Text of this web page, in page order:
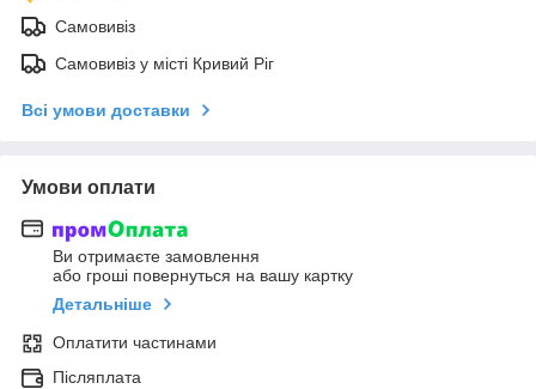
Самовивіз
Самовивіз у місті Кривий Ріг
Всі умови доставки
Умови оплати
Ви отримаєте замовлення
або гроші повернуться на вашу картку
Детальніше
Оплатити частинами
Післяплата